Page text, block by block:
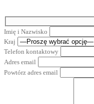
Imię i Nazwisko
Kraj
Telefon kontaktowy
Adres email
Powtórz adres email